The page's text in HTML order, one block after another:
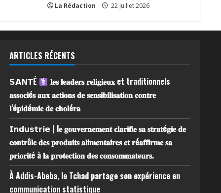
La Rédaction 22 juillet 2026
ARTICLES RÉCENTS
𝗦𝗔𝗡𝗧É
𝐥𝐞𝐬 𝐥𝐞𝐚𝐝𝐞𝐫𝐬 𝐫𝐞𝐥𝐢𝐠𝐢𝐞𝐮𝐱 et traditionnels
𝐚𝐬𝐬𝐨𝐜𝐢é𝐬 𝐚𝐮𝐱 𝐚𝐜𝐭𝐢𝐨𝐧𝐬 𝐝𝐞 𝐬𝐞𝐧𝐬𝐢𝐛𝐢𝐥𝐢𝐬𝐚𝐭𝐢𝐨𝐧 𝐜𝐨𝐧𝐭𝐫𝐞
𝐥’é𝐩𝐢𝐝é𝐦𝐢𝐞 𝐝𝐞 𝐜𝐡𝐨𝐥é𝐫𝐚
𝗜𝗻𝗱𝘂𝘀𝘁𝗿𝗶𝗲 | l𝐞 𝐠𝐨𝐮𝐯𝐞𝐫𝐧𝐞𝐦𝐞𝐧𝐭 𝐜𝐥𝐚𝐫𝐢𝐟𝐢𝐞 𝐬𝐚 𝐬𝐭𝐫𝐚𝐭é𝐠𝐢𝐞 𝐝𝐞
𝐜𝐨𝐧𝐭𝐫ô𝐥𝐞 𝐝𝐞𝐬 𝐩𝐫𝐨𝐝𝐮𝐢𝐭𝐬 𝐚𝐥𝐢𝐦𝐞𝐧𝐭𝐚𝐢𝐫𝐞𝐬 𝐞𝐭 𝐫é𝐚𝐟𝐟𝐢𝐫𝐦𝐞 𝐬𝐚
𝐩𝐫𝐢𝐨𝐫𝐢𝐭é à 𝐥𝐚 𝐩𝐫𝐨𝐭𝐞𝐜𝐭𝐢𝐨𝐧 𝐝𝐞𝐬 𝐜𝐨𝐧𝐬𝐨𝐦𝐦𝐚𝐭𝐞𝐮𝐫𝐬.
À Addis-Abeba, le Tchad partage son expérience en
communication statistique